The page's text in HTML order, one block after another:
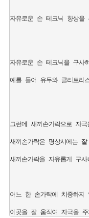
자유로운 손 테크닉 향상을
자유로운 손 테크닉을 구
예를 들어 유두와 클리토리
그런데 새끼손가락으로 자
새끼손가락은 평상시에는
새끼손가락을 자유롭게 구
어느 한 손가락에 치중하